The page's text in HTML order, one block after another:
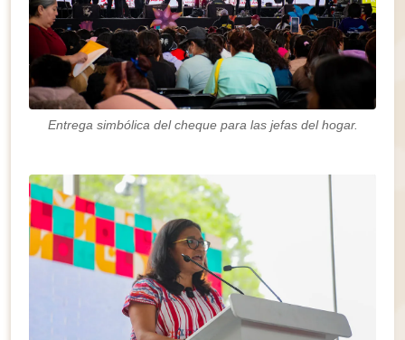
Entrega simbólica del cheque para las jefas del hogar.